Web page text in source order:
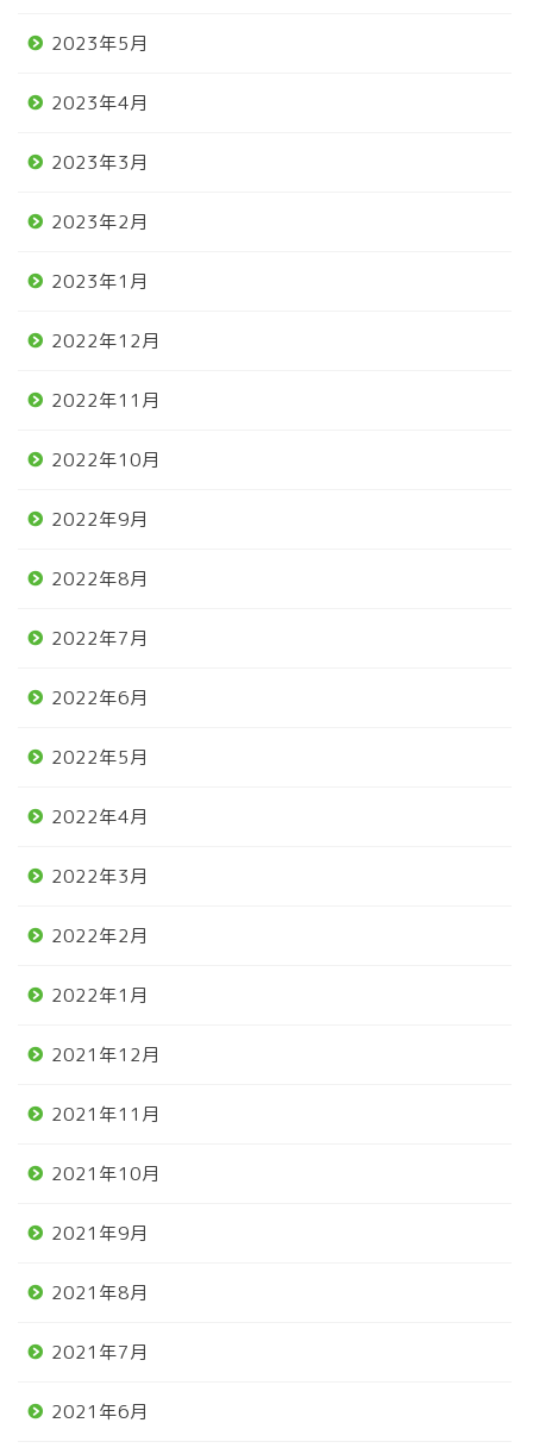
2023年5月
2023年4月
2023年3月
2023年2月
2023年1月
2022年12月
2022年11月
2022年10月
2022年9月
2022年8月
2022年7月
2022年6月
2022年5月
2022年4月
2022年3月
2022年2月
2022年1月
2021年12月
2021年11月
2021年10月
2021年9月
2021年8月
2021年7月
2021年6月